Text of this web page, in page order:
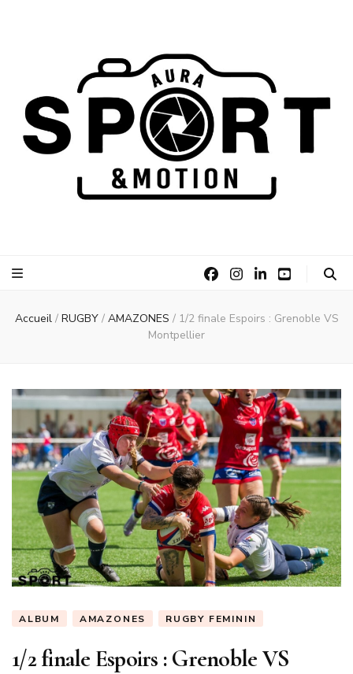
&Motion
Accueil / RUGBY / AMAZONES / 1/2 finale Espoirs : Grenoble VS
Montpellier
ALBUM AMAZONES RUGBY FEMININ
1/2 finale Espoirs : Grenoble VS